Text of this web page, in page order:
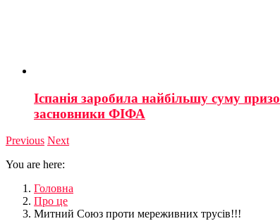
Іспанія заробила найбільшу суму
засновники ФІФА
Previous Next
You are here:
Головна
Про це
Митний Союз проти мереживних трусів!!!